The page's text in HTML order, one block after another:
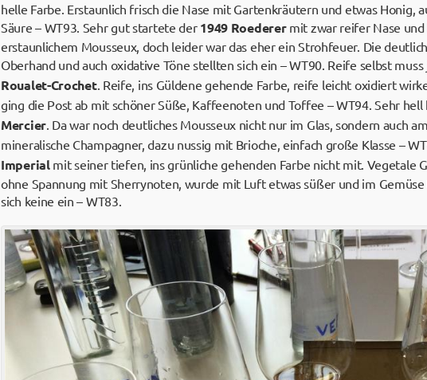
helle Farbe. Erstaunlich frisch die Nase mit Gartenkräutern und etwas Honig,
Säure – WT93. Sehr gut startete der 1949 Roederermit zwar reifer Nase und
erstaunlichem Mousseux, doch leider war das eher ein Strohfeuer. Die
Oberhand und auch oxidative Töne stellten sich ein – WT90. Reife selbst
Roualet-Crochet. Reife, ins Güldene gehende Farbe, reife leicht oxidiert
ging die Post ab mit schöner Süße, Kaffeenoten und Toffee – WT94. Sehr
Mercier. Da war noch deutliches Mousseux nicht nur im Glas, sondern auch
mineralische Champagner, dazu nussig mit Brioche, einfach große Klasse –
Imperialmit seiner tiefen, ins grünliche gehenden Farbe nicht mit. Vegetale
ohne Spannung mit Sherrynoten, wurde mit Luft etwas süßer und im
sich keine ein – WT83.